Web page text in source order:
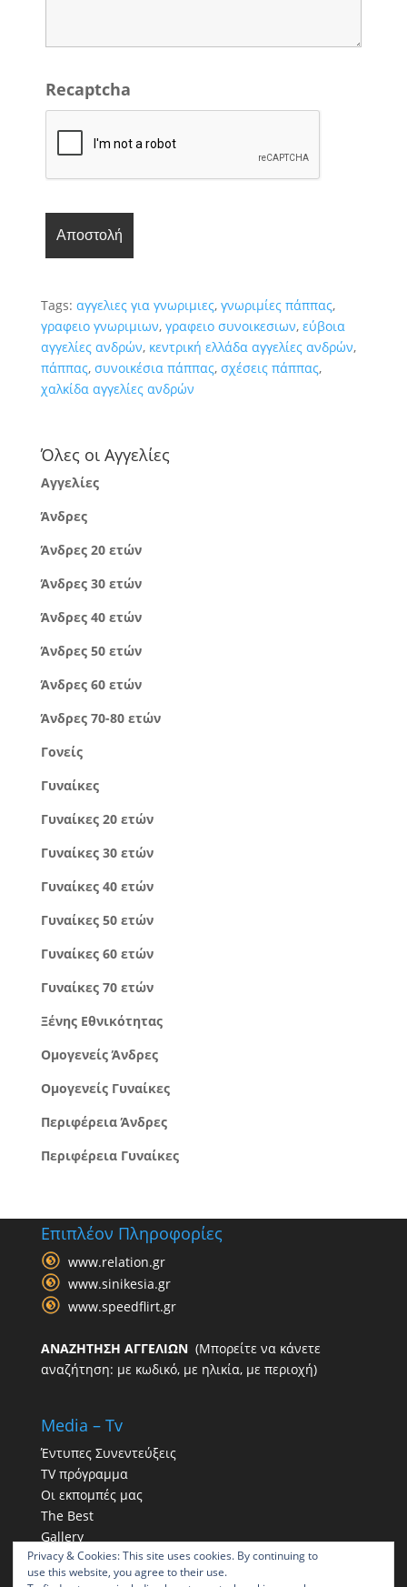
Recaptcha
Tags: αγγελιες για γνωριμιες, γνωριμίες πάππας,
γραφειο γνωριμιων, γραφειο συνοικεσιων, εύβοια
αγγελίες ανδρών, κεντρική ελλάδα αγγελίες ανδρών,
πάππας, συνοικέσια πάππας, σχέσεις πάππας,
χαλκίδα αγγελίες ανδρών
Όλες οι Αγγελίες
Αγγελίες
Άνδρες
Άνδρες 20 ετών
Άνδρες 30 ετών
Άνδρες 40 ετών
Άνδρες 50 ετών
Άνδρες 60 ετών
Άνδρες 70-80 ετών
Γονείς
Γυναίκες
Γυναίκες 20 ετών
Γυναίκες 30 ετών
Γυναίκες 40 ετών
Γυναίκες 50 ετών
Γυναίκες 60 ετών
Γυναίκες 70 ετών
Ξένης Εθνικότητας
Ομογενείς Άνδρες
Ομογενείς Γυναίκες
Περιφέρεια Άνδρες
Περιφέρεια Γυναίκες
Επιπλέον Πληροφορίες
www.relation.gr
www.sinikesia.gr
www.speedflirt.gr
ΑΝΑΖΗΤΗΣΗ ΑΓΓΕΛΙΩΝ(Μπορείτε να κάνετε
αναζήτηση: με κωδικό, με ηλικία, με περιοχή)
Media – Tv
Έντυπες Συνεντεύξεις
TV πρόγραμμα
Οι εκπομπές μας
The Best
Gallery
Η παρουσία μας στα social
Privacy & Cookies: This site uses cookies. By continuing to
use this website, you agree to their use.